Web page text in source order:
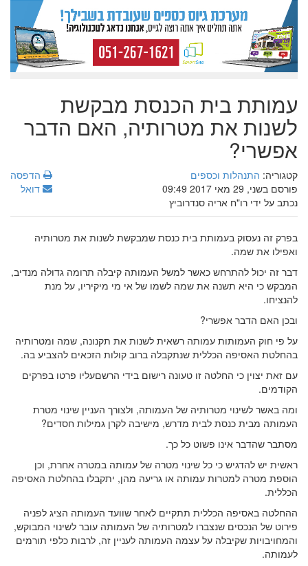
עמותת בית הכנסת מבקשת
לשנות את מטרותיה, האם הדבר
אפשרי?
הדפסה
דואל
קטגוריה: התנהלות וכספים
פורסם בשני, 29 מאי 2017 09:49
נכתב על ידי רו"ח אריה סנדרוביץ
בפרק זה נעסוק בעמותת בית כנסת שמבקשת לשנות את מטרותיה
ואפילו את שמה.
דבר זה יכול להתרחש כאשר למשל העמותה קיבלה תרומה גדולה מנדיב,
המבקש כי היא תשנה את שמה לשמו של אי מי מיקיריו, על מנת
להנציחו.
ובכן האם הדבר אפשרי?
על פי חוק העמותות עמותה רשאית לשנות את תקנונה, שמה ומטרותיה
בהחלטת האסיפה הכללית שנתקבלה ברוב קולות הזכאים להצביע בה.
עם זאת יצוין כי החלטה זו טעונה רישום בידי הרשםעליו פרטו בפרקים
הקודמים.
ומה באשר לשינוי מטרותיה של העמותה, ולצורך העניין שינוי מטרת
העמותה מבית כנסת לבית מדרש, מישיבה לקרן גמילות חסדים?
מסתבר שהדבר אינו פשוט כל כך.
ראשית יש להדגיש כי כל שינוי מטרה של עמותה במטרה אחרת, וכן
הוספת מטרה למטרות עמותה או גריעה מהן, יתקבלו בהחלטת האסיפה
הכללית.
ההחלטה באסיפה הכללית תתקיים לאחר שוועד העמותה הציג לפניה
פירוט של הנכסים שנצברו למטרותיה של העמותה עובר לשינוי המבוקש,
והמחויבויות שקיבלה על עצמה העמותה לעניין זה, לרבות כלפי תורמים
לעמותה.